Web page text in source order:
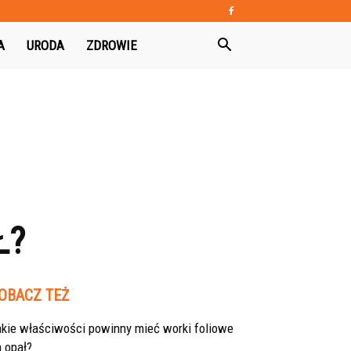
URODA ZDROWIE
TEŻ
właściwości powinny mieć worki foliowe
opał?